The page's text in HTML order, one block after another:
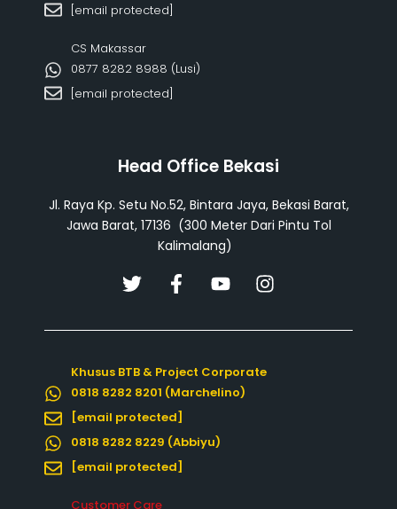
[email protected]
CS Makassar
0877 8282 8988 (Lusi)
[email protected]
Head Office Bekasi
Jl. Raya Kp. Setu No.52, Bintara Jaya, Bekasi Barat,
Jawa Barat, 17136 (300 Meter Dari Pintu Tol
Kalimalang)
T
e
r
F
o
o
k
-
f
Y
b
e
I
g
Khusus BTB & Project Corporate
0818 8282 8201 (Marchelino)
[email protected]
0818 8282 8229 (Abbiyu)
[email protected]
Customer Care